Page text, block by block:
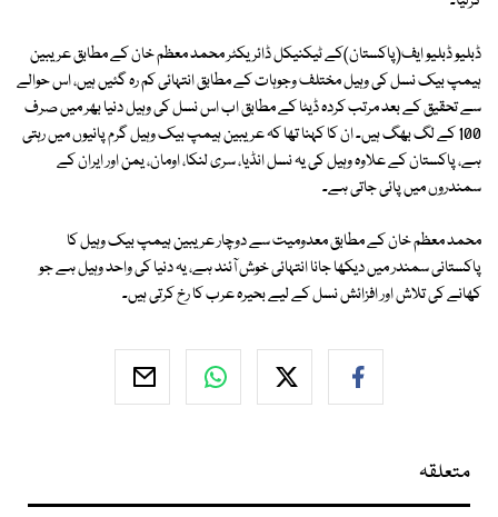
ڈبلیو ڈبلیو ایف(پاکستان)کے ٹیکنیکل ڈائریکٹر محمد معظم خان کے مطابق عریبین
ہیمپ بیک نسل کی وہیل مختلف وجوہات کے مطابق انتہائی کم رہ گئیں ہیں، اس حوالے
سے تحقیق کے بعد مرتب کردہ ڈیٹا کے مطابق اب اس نسل کی وہیل دنیا بھر میں صرف
100 کے لگ بھگ ہیں۔ ان کا کہنا تھا کہ عریبین ہیمپ بیک وہیل گرم پانیوں میں رہتی
ہے، پاکستان کے علاوہ وہیل کی یہ نسل انڈیا، سری لنکا، اومان، یمن اور ایران کے
سمندروں میں پائی جاتی ہے۔
محمد معظم خان کے مطابق معدومیت سے دوچار عریبین ہیمپ بیک وہیل کا
پاکستانی سمندر میں دیکھا جانا انتہائی خوش آئند ہے، یہ دنیا کی واحد وہیل ہے جو
کھانے کی تلاش اور افزائش نسل کے لیے بحیرہ عرب کا رخ کرتی ہیں۔
متعلقہ